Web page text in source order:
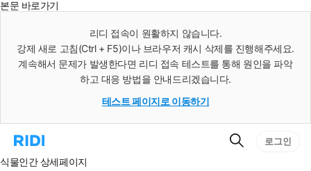
본문 바로가기
리디 접속이 원활하지 않습니다.
강제 새로 고침(Ctrl + F5)이나 브라우저 캐시 삭제를 진행해주세요.
계속해서 문제가 발생한다면 리디 접속 테스트를 통해 원인을 파악
하고 대응 방법을 안내드리겠습니다.
테스트 페이지로 이동하기
리
홈
검
로그인
식물인간 상세페이지